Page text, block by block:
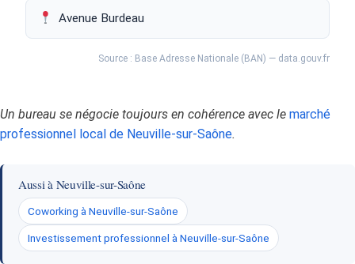
Avenue Burdeau
Source : Base Adresse Nationale (BAN) — data.gouv.fr
Un bureau se négocie toujours en cohérence avec le marché
professionnel local de Neuville-sur-Saône.
Aussi à Neuville-sur-Saône
Coworking à Neuville-sur-Saône
Investissement professionnel à Neuville-sur-Saône